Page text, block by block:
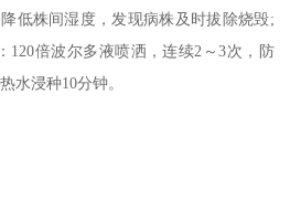
低株间湿度，发现病株及时拔除烧毁;
120倍波尔多液喷洒，连续2～3次，防
水浸种10分钟。